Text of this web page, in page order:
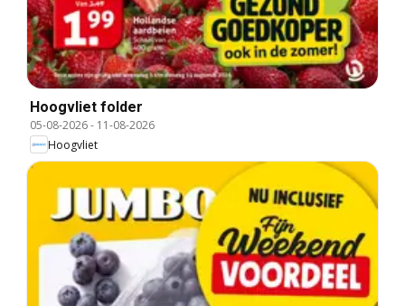
Hoogvliet folder
05-08-2026- 11-08-2026
Hoogvliet